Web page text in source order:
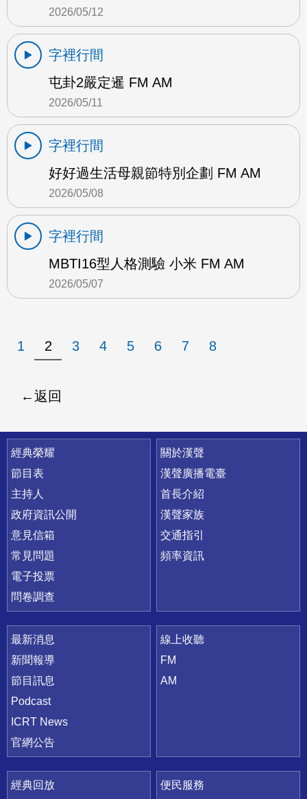
2026/05/12
字裡行間
屯卦2嚴定暹 FM AM
2026/05/11
字裡行間
好好過生活母親節特別企劃 FM AM
2026/05/08
字裡行間
MBTI16型人格測驗 小米 FM AM
2026/05/07
1 2 3 4 5 6 7 8
返回
快速連結
經典榮耀
節目表
主持人
政府資訊公開
意見信箱
常見問題
電子投票
問卷調查
關於漢聲
漢聲廣播電臺
首長介紹
漢聲家族
交通指引
頻率資訊
最新消息
新聞報導
節目訊息
Podcast
ICRT News
官網公告
線上收聽
FM
AM
經典回放
便民服務